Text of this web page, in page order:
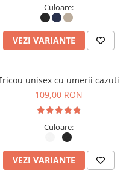
Culoare:
VEZI VARIANTE
unisex cu umerii cazuti
109,00 RON
Culoare:
VEZI VARIANTE